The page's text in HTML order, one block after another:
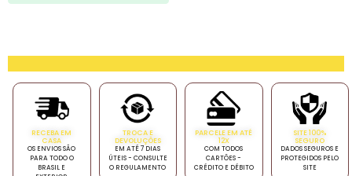
RECEBA EM
CASA
OS ENVIOS SÃO
PARA TODO O
BRASIL E
TROCA E
DEVOLUÇÕES
EM ATÉ 7 DIAS
ÚTEIS - CONSULTE
O REGULAMENTO
PARCELE EM ATÉ
12X
COM TODOS
CARTÕES -
CRÉDITO E DÉBITO
SITE 100%
SEGURO
DADOS SEGUROS E
PROTEGIDOS PELO
SITE